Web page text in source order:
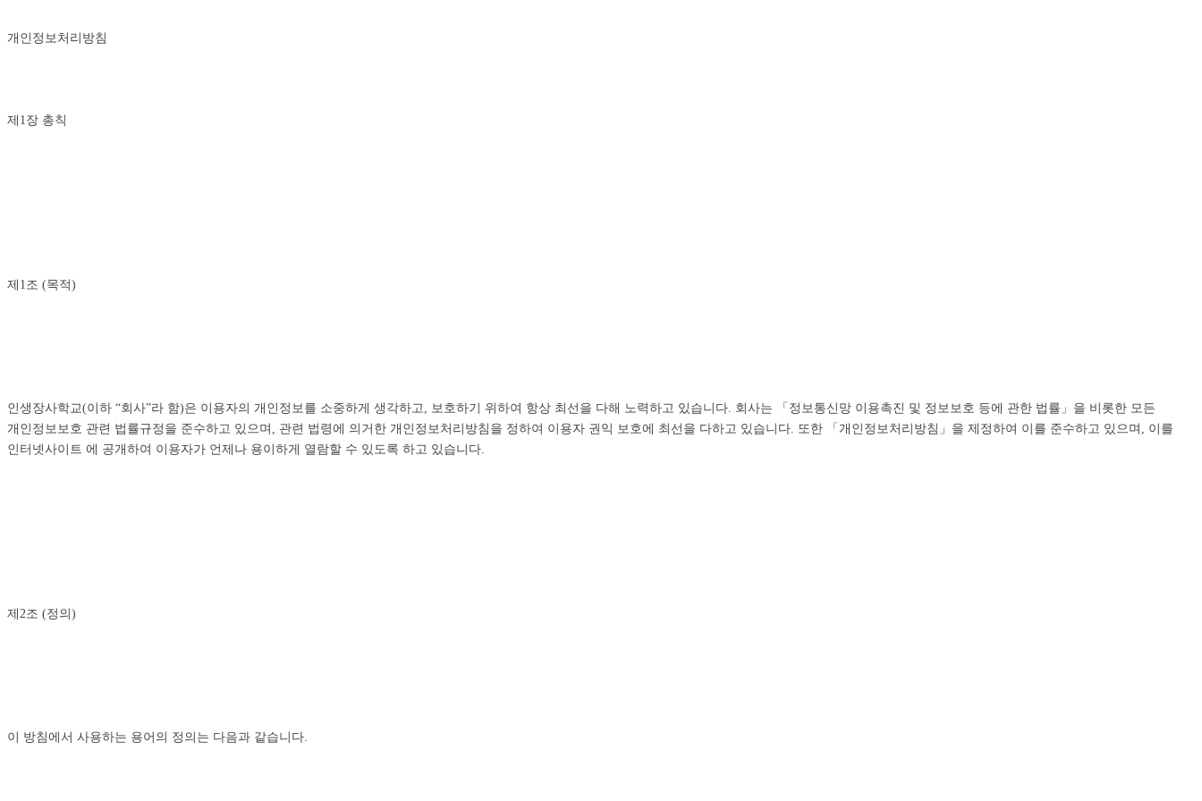
개인정보처리방침
제1장 총칙
제1조 (목적)
인생장사학교(이하 “회사”라 함)은 이용자의 개인정보를 소중하게 생각하고, 보호하기 위하여 항상 최선을 다해 노력하고 있습니다. 회사는 「정보통신망 이용촉진 및 정보보호 등에 관한 법률」을 비롯한 모든
개인정보보호 관련 법률규정을 준수하고 있으며, 관련 법령에 의거한 개인정보처리방침을 정하여 이용자 권익 보호에 최선을 다하고 있습니다. 또한 「개인정보처리방침」을 제정하여 이를 준수하고 있으며, 이를
인터넷사이트 에 공개하여 이용자가 언제나 용이하게 열람할 수 있도록 하고 있습니다.
제2조 (정의)
이 방침에서 사용하는 용어의 정의는 다음과 같습니다.